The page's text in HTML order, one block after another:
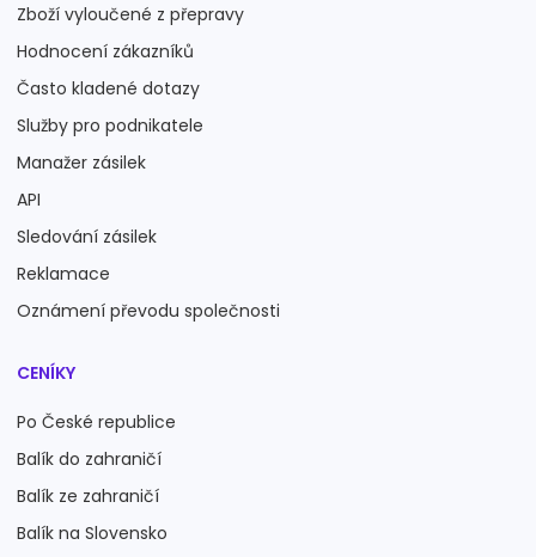
Zboží vyloučené z přepravy
Hodnocení zákazníků
Často kladené dotazy
Služby pro podnikatele
Manažer zásilek
API
Sledování zásilek
Reklamace
Oznámení převodu společnosti
CENÍKY
Po České republice
Balík do zahraničí
Balík ze zahraničí
Balík na Slovensko